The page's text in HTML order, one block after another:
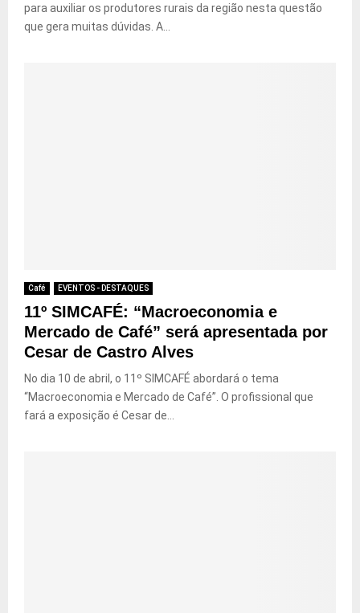
para auxiliar os produtores rurais da região nesta questão
que gera muitas dúvidas. A...
Café EVENTOS - DESTAQUES
11º SIMCAFÉ: “Macroeconomia e
Mercado de Café” será apresentada por
Cesar de Castro Alves
No dia 10 de abril, o 11º SIMCAFÉ abordará o tema
“Macroeconomia e Mercado de Café”. O profissional que
fará a exposição é Cesar de...